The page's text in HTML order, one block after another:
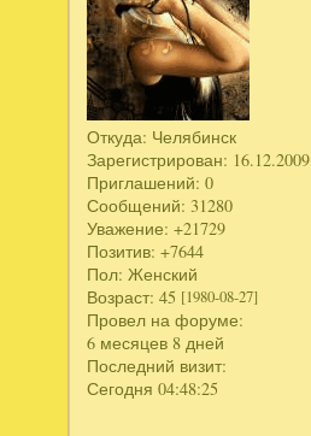
Откуда: Челябинск
Зарегистрирован: 16.12.2009
Приглашений: 0
Сообщений: 31280
Уважение: +21729
Позитив: +7644
Пол: Женский
Возраст: 45 [1980-08-27]
Провел на форуме:
6 месяцев 8 дней
Последний визит:
Сегодня 04:48:25